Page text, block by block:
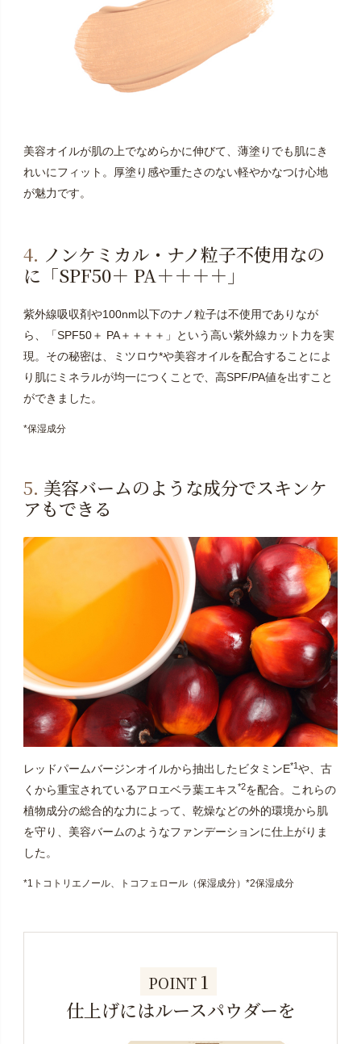
美容オイルが肌の上でなめらかに伸びて、薄塗りでも肌にき
れいにフィット。厚塗り感や重たさのない軽やかなつけ心地
が魅力です。
4. ノンケミカル・ナノ粒子不使用なの
に「SPF50＋ PA＋＋＋＋」
紫外線吸収剤や100nm以下のナノ粒子は不使用でありなが
ら、「SPF50＋ PA＋＋＋＋」という高い紫外線カット力を実
現。その秘密は、ミツロウ*や美容オイルを配合することによ
り肌にミネラルが均一につくことで、高SPF/PA値を出すこと
ができました。
*保湿成分
5. 美容バームのような成分でスキンケ
アもできる
レッドパームバージンオイルから抽出したビタミンE*1や、古
くから重宝されているアロエベラ葉エキス*2を配合。これらの
植物成分の総合的な力によって、乾燥などの外的環境から肌
を守り、美容バームのようなファンデーションに仕上がりま
した。
*1トコトリエノール、トコフェロール（保湿成分）*2保湿成分
POINT 1
仕上げにはルースパウダーを